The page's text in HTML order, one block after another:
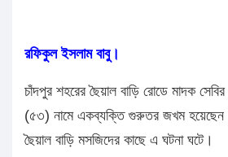
রফিকুল ইসলাম বাবু।
চাঁদপুর শহরের ছৈয়াল বাড়ি রোডে মাদক
(৫৩) নামে একব্যক্তি গুরুতর জখম
ছৈয়াল বাড়ি মসজিদের কাছে এ ঘটনা ঘটে।